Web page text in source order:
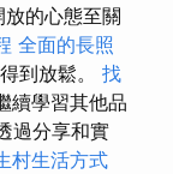
的心態至關
全面的長照
到放鬆。 找
續學習其他品
過分享和實
村生活方式